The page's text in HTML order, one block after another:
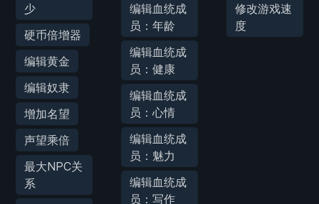
少
硬币倍增器
编辑黄金
编辑奴隶
增加名望
声望乘倍
最大NPC关
系
编辑血统成
员：年龄
编辑血统成
员：健康
编辑血统成
员：心情
编辑血统成
员：魅力
编辑血统成
员：写作
修改游戏速
度